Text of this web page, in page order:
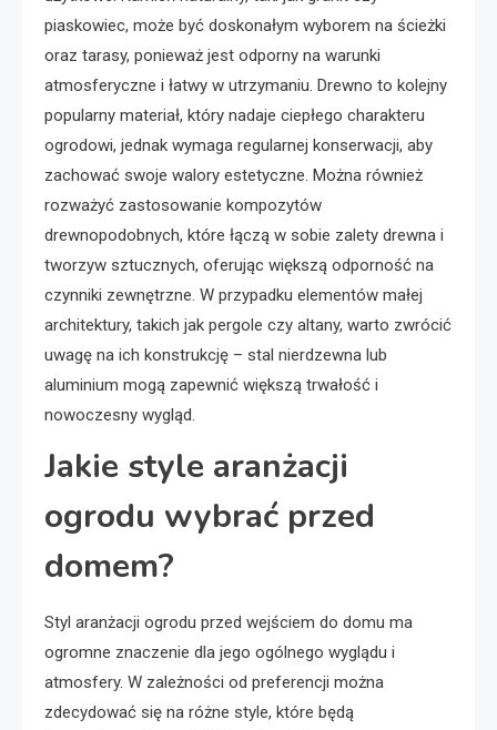
piaskowiec, może być doskonałym wyborem na ścieżki
oraz tarasy, ponieważ jest odporny na warunki
atmosferyczne i łatwy w utrzymaniu. Drewno to kolejny
popularny materiał, który nadaje ciepłego charakteru
ogrodowi, jednak wymaga regularnej konserwacji, aby
zachować swoje walory estetyczne. Można również
rozważyć zastosowanie kompozytów
drewnopodobnych, które łączą w sobie zalety drewna i
tworzyw sztucznych, oferując większą odporność na
czynniki zewnętrzne. W przypadku elementów małej
architektury, takich jak pergole czy altany, warto zwrócić
uwagę na ich konstrukcję – stal nierdzewna lub
aluminium mogą zapewnić większą trwałość i
nowoczesny wygląd.
Jakie style aranżacji
ogrodu wybrać przed
domem?
Styl aranżacji ogrodu przed wejściem do domu ma
ogromne znaczenie dla jego ogólnego wyglądu i
atmosfery. W zależności od preferencji można
zdecydować się na różne style, które będą